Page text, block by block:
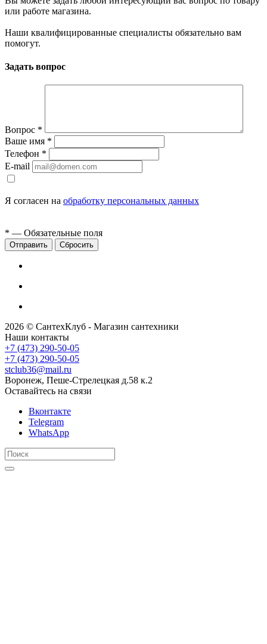
или работе магазина.
Наши квалифицированные специалисты обязательно вам
помогут.
Задать вопрос
Вопрос *
Ваше имя *
Телефон *
E-mail
Я согласен на обработку персональных данных
* — Обязательные поля
Сбросить
2026 © СантехКлуб - Магазин сантехники
Наши контакты
+7 (473) 290-50-05
+7 (473) 290-50-05
stclub36@mail.ru
Воронеж, Пеше-Стрелецкая д.58 к.2
Оставайтесь на связи
Вконтакте
Telegram
WhatsApp